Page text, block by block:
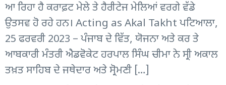
ਆ ਰਿਹਾ ਹੈ ਕਰਾਫ਼ਟ ਮੇਲੇ ਤੇ ਹੈਰੀਟੇਜ ਮੇਲਿਆਂ ਵਰਗੇ ਵੱਡੇ
ਉਤਸਵ ਹੋ ਰਹੇ ਹਨ। Acting as Akal Takht ਪਟਿਆਲਾ,
25 ਫਰਵਰੀ 2023 – ਪੰਜਾਬ ਦੇ ਵਿੱਤ, ਯੋਜਨਾ ਅਤੇ ਕਰ ਤੇ
ਆਬਕਾਰੀ ਮੰਤਰੀ ਐਡਵੋਕੇਟ ਹਰਪਾਲ ਸਿੰਘ ਚੀਮਾ ਨੇ ਸ੍ਰੀ ਅਕਾਲ
ਤਖ਼ਤ ਸਾਹਿਬ ਦੇ ਜਥੇਦਾਰ ਅਤੇ ਸ੍ਰੋਮਣੀ […]